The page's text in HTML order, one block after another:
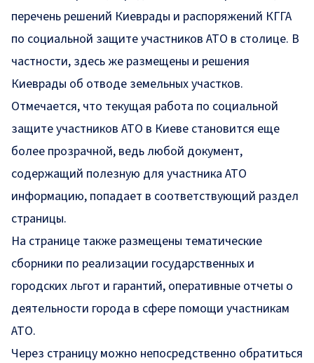
перечень решений Киеврады и распоряжений КГГА
по социальной защите участников АТО в столице. В
частности, здесь же размещены и решения
Киеврады об отводе земельных участков.
Отмечается, что текущая работа по социальной
защите участников АТО в Киеве становится еще
более прозрачной, ведь любой документ,
содержащий полезную для участника АТО
информацию, попадает в соответствующий раздел
страницы.
На странице также размещены тематические
сборники по реализации государственных и
городских льгот и гарантий, оперативные отчеты о
деятельности города в сфере помощи участникам
АТО.
Через страницу можно непосредственно обратиться